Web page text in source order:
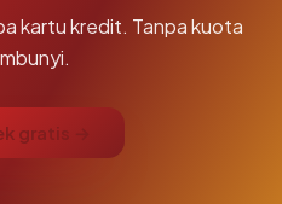
kartu kredit. Tanpa kuota
gratis →